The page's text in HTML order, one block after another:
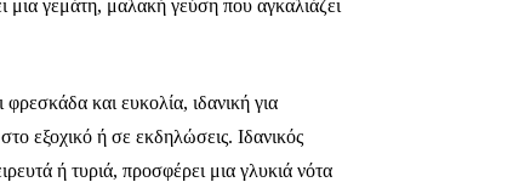
μια γεμάτη, μαλακή γεύση που αγκαλιάζει
φρεσκάδα και ευκολία, ιδανική για
εξοχικό ή σε εκδηλώσεις. Ιδανικός
ή τυριά, προσφέρει μια γλυκιά νότα